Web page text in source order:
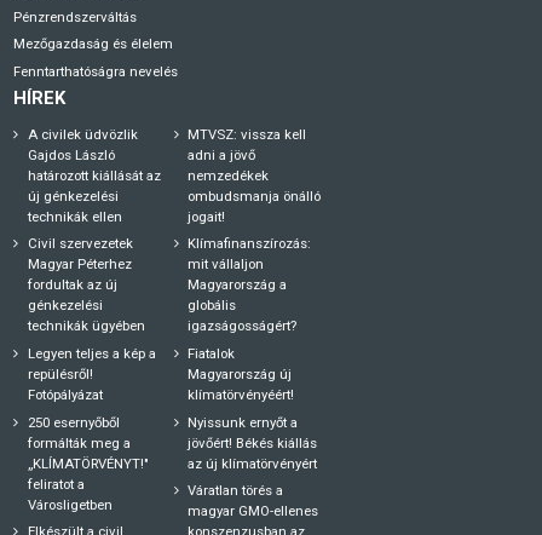
Pénzrendszerváltás
Mezőgazdaság és élelem
Fenntarthatóságra nevelés
HÍREK
A civilek üdvözlik
Gajdos László
határozott kiállását az
új génkezelési
technikák ellen
Civil szervezetek
Magyar Péterhez
fordultak az új
génkezelési
technikák ügyében
Legyen teljes a kép a
repülésről!
Fotópályázat
250 esernyőből
formálták meg a
„KLÍMATÖRVÉNYT!"
feliratot a
Városligetben
MTVSZ: vissza kell
adni a jövő
nemzedékek
ombudsmanja önálló
jogait!
Klímafinanszírozás:
mit vállaljon
Magyarország a
globális
igazságosságért?
Fiatalok
Magyarország új
klímatörvényéért!
Nyissunk ernyőt a
jövőért! Békés kiállás
az új klímatörvényért
Váratlan törés a
magyar GMO-ellenes